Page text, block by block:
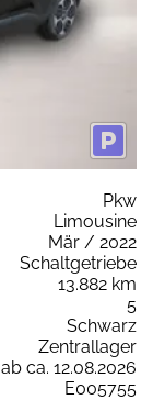
Pkw
Limousine
Mär / 2022
Schaltgetriebe
13.882 km
5
Schwarz
Zentrallager
ab ca. 12.08.2026
E005755